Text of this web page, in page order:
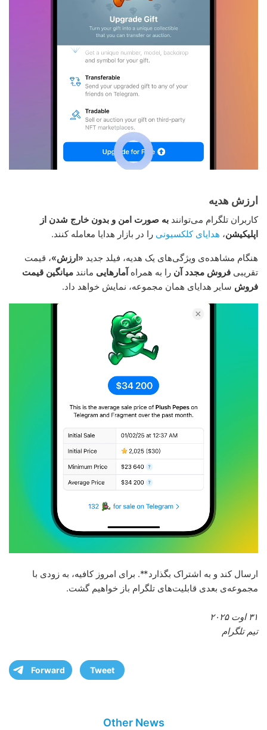
ارزش هدیه
کاربران تلگرام می‌توانند به صورت امن و بدون خارج شدن از
اپلیکیشن، هدایای کلکسیونی را در بازار هدایا معامله کنند.
هنگام مشاهده‌ی ویژگی‌های یک هدیه، فیلد جدید «ارزش»، قیمت
تقریبی فروش مجدد آن را به همراهآمارهایی مانند میانگین قیمت
فروش سایر هدایای همان مجموعه، نمایش خواهد داد.
ارسال کند و به اشتراک بگذارد**. برای امروز کافیه، به زودی با
مجموعه‌ی بعدی قابلیت‌های تلگرام باز خواهیم گشت.
۳۱ اوت ۲۰۲۵
تیم تلگرام
Forward Tweet
Other News